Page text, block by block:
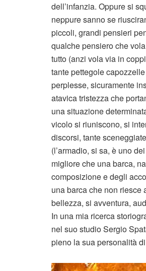
dell’infanzia. Oppure si
neppure sanno se
piccoli, grandi pensieri
qualche pensiero che
tutto (anzi vola via in
tante pettegole
perplesse, sicuramente
atavica tristezza che
una situazione
vicolo si riuniscono, si
discorsi, tante
(l’armadio, si sa, è uno
migliore che una barca,
composizione e degli
una barca che non riesce
bellezza, si avventura,
In una mia ricerca
nel suo studio Sergio
pieno la sua personalità